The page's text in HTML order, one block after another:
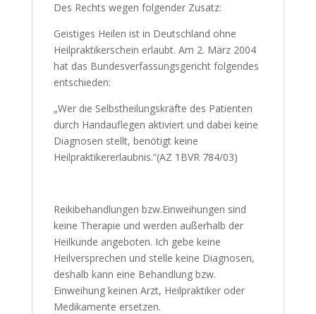
Des Rechts wegen folgender Zusatz:
Geistiges Heilen ist in Deutschland ohne
Heilpraktikerschein erlaubt. Am 2. März 2004
hat das Bundesverfassungsgericht folgendes
entschieden:
„Wer die Selbstheilungskräfte des Patienten
durch Handauflegen aktiviert und dabei keine
Diagnosen stellt, benötigt keine
Heilpraktikererlaubnis.“(AZ 1BVR 784/03)
Reikibehandlungen bzw.Einweihungen sind
keine Therapie und werden außerhalb der
Heilkunde angeboten. Ich gebe keine
Heilversprechen und stelle keine Diagnosen,
deshalb kann eine Behandlung bzw.
Einweihung keinen Arzt, Heilpraktiker oder
Medikamente ersetzen.